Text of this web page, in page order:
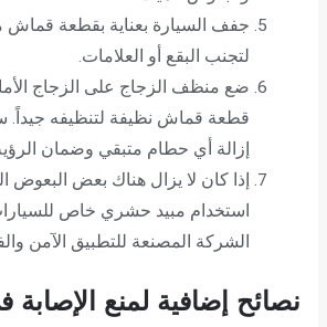
جفف السيارة بعناية بقطعة قماش
لتجنب البقع أو العلامات.
ضع منظف الزجاج على الزجاج
قطعة قماش نظيفة لتنظيفه
إزالة أي حطام متبقي وضمان الرؤية
إذا كان لا يزال هناك بعض البعوض
استخدام مبيد حشري خاص
الشركة المصنعة للتطبيق الآمن
نصائح إضافية لمنع